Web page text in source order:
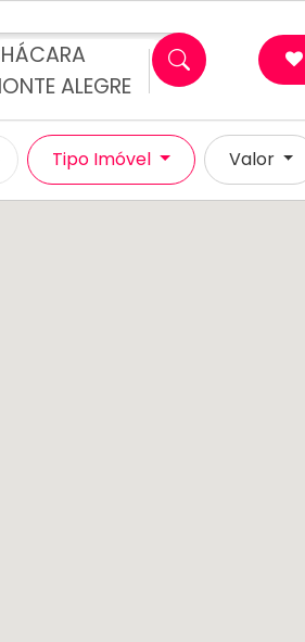
ALEGRE
×
Tipo Imóvel Valor